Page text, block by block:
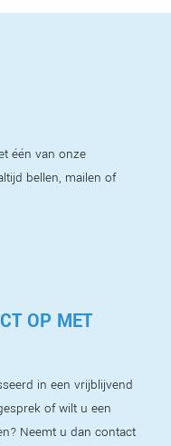
één van onze
bellen, mailen of
OP MET
in een vrijblijvend
of wilt u een
Neemt u dan contact